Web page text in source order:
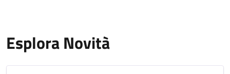
Esplora Novità